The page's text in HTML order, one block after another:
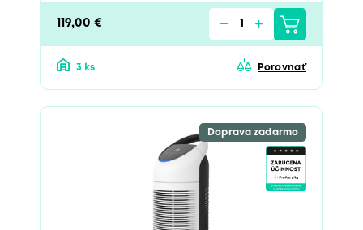
119,00 €
3 ks Porovnať
Doprava zadarmo